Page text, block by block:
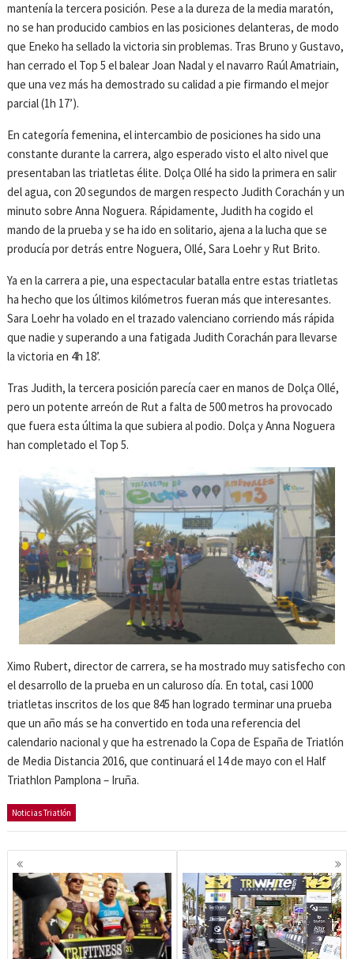
mantenía la tercera posición. Pese a la dureza de la media maratón,
no se han producido cambios en las posiciones delanteras, de modo
que Eneko ha sellado la victoria sin problemas. Tras Bruno y Gustavo,
han cerrado el Top 5 el balear Joan Nadal y el navarro Raúl Amatriain,
que una vez más ha demostrado su calidad a pie firmando el mejor
parcial (1h 17’).
En categoría femenina, el intercambio de posiciones ha sido una
constante durante la carrera, algo esperado visto el alto nivel que
presentaban las triatletas élite. Dolça Ollé ha sido la primera en salir
del agua, con 20 segundos de margen respecto Judith Corachán y un
minuto sobre Anna Noguera. Rápidamente, Judith ha cogido el
mando de la prueba y se ha ido en solitario, ajena a la lucha que se
producía por detrás entre Noguera, Ollé, Sara Loehr y Rut Brito.
Ya en la carrera a pie, una espectacular batalla entre estas triatletas
ha hecho que los últimos kilómetros fueran más que interesantes.
Sara Loehr ha volado en el trazado valenciano corriendo más rápida
que nadie y superando a una fatigada Judith Corachán para llevarse
la victoria en 4h 18’.
Tras Judith, la tercera posición parecía caer en manos de Dolça Ollé,
pero un potente arreón de Rut a falta de 500 metros ha provocado
que fuera esta última la que subiera al podio. Dolça y Anna Noguera
han completado el Top 5.
Ximo Rubert, director de carrera, se ha mostrado muy satisfecho con
el desarrollo de la prueba en un caluroso día. En total, casi 1000
triatletas inscritos de los que 845 han logrado terminar una prueba
que un año más se ha convertido en toda una referencia del
calendario nacional y que ha estrenado la Copa de España de Triatlón
de Media Distancia 2016, que continuará el 14 de mayo con el Half
Triathlon Pamplona – Iruña.
Noticias Triatlón
Navegación
de
entradas